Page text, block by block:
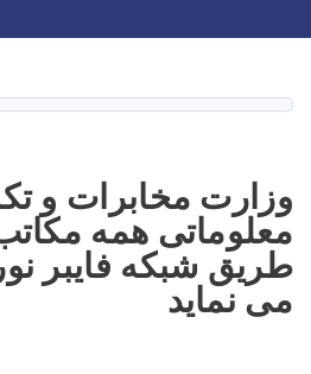
main
وزارت مخابرات و
معلوماتی همه
طریق شبکه فایبر
می نماید